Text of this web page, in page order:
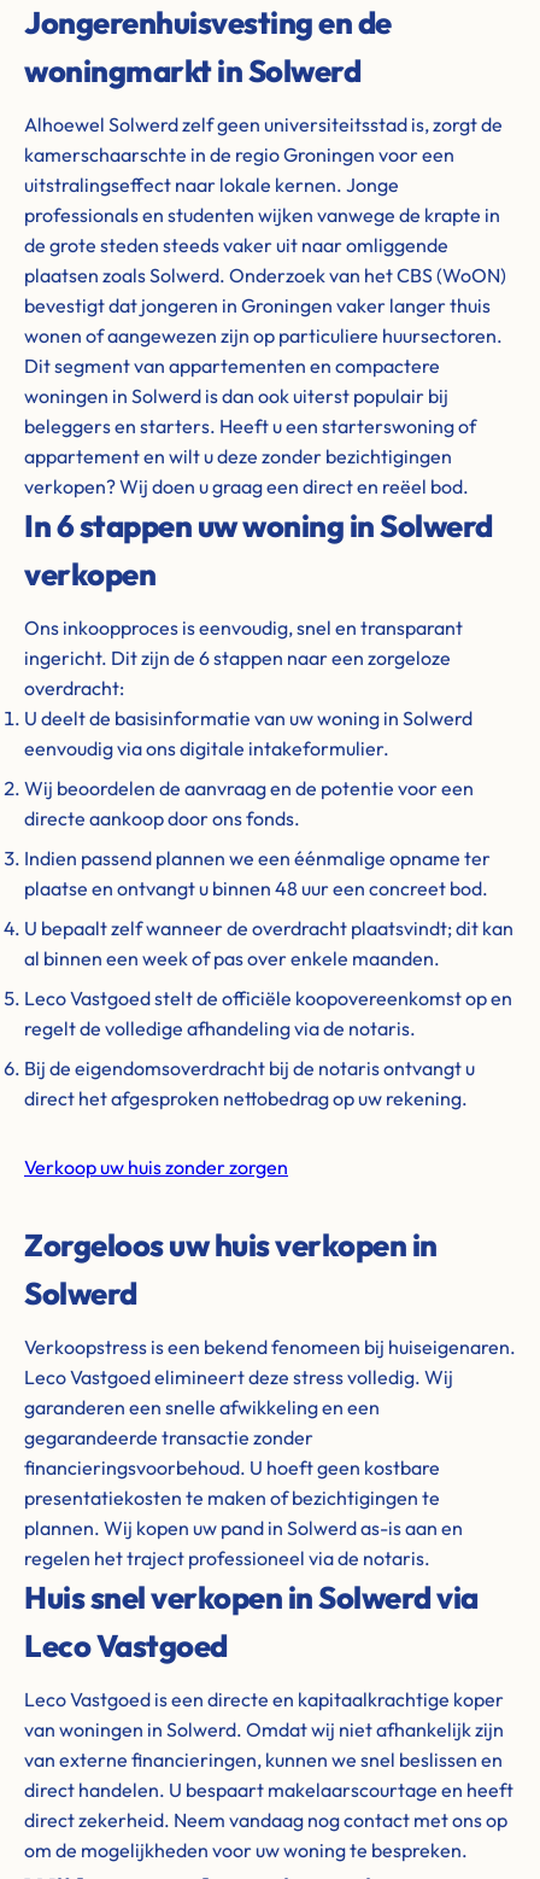
Jongerenhuisvesting en de
woningmarkt in Solwerd
Alhoewel Solwerd zelf geen universiteitsstad is, zorgt de
kamerschaarschte in de regio Groningen voor een
uitstralingseffect naar lokale kernen. Jonge
professionals en studenten wijken vanwege de krapte in
de grote steden steeds vaker uit naar omliggende
plaatsen zoals Solwerd. Onderzoek van het CBS (WoON)
bevestigt dat jongeren in Groningen vaker langer thuis
wonen of aangewezen zijn op particuliere huursectoren.
Dit segment van appartementen en compactere
woningen in Solwerd is dan ook uiterst populair bij
beleggers en starters. Heeft u een starterswoning of
appartement en wilt u deze zonder bezichtigingen
verkopen? Wij doen u graag een direct en reëel bod.
In 6 stappen uw woning in Solwerd
verkopen
Ons inkoopproces is eenvoudig, snel en transparant
ingericht. Dit zijn de 6 stappen naar een zorgeloze
overdracht:
U deelt de basisinformatie van uw woning in Solwerd
eenvoudig via ons digitale intakeformulier.
Wij beoordelen de aanvraag en de potentie voor een
directe aankoop door ons fonds.
Indien passend plannen we een éénmalige opname ter
plaatse en ontvangt u binnen 48 uur een concreet bod.
U bepaalt zelf wanneer de overdracht plaatsvindt; dit kan
al binnen een week of pas over enkele maanden.
Leco Vastgoed stelt de officiële koopovereenkomst op en
regelt de volledige afhandeling via de notaris.
Bij de eigendomsoverdracht bij de notaris ontvangt u
direct het afgesproken nettobedrag op uw rekening.
Verkoop uw huis zonder zorgen
Zorgeloos uw huis verkopen in
Solwerd
Verkoopstress is een bekend fenomeen bij huiseigenaren.
Leco Vastgoed elimineert deze stress volledig. Wij
garanderen een snelle afwikkeling en een
gegarandeerde transactie zonder
financieringsvoorbehoud. U hoeft geen kostbare
presentatiekosten te maken of bezichtigingen te
plannen. Wij kopen uw pand in Solwerd as-is aan en
regelen het traject professioneel via de notaris.
Huis snel verkopen in Solwerd via
Leco Vastgoed
Leco Vastgoed is een directe en kapitaalkrachtige koper
van woningen in Solwerd. Omdat wij niet afhankelijk zijn
van externe financieringen, kunnen we snel beslissen en
direct handelen. U bespaart makelaarscourtage en heeft
direct zekerheid. Neem vandaag nog contact met ons op
om de mogelijkheden voor uw woning te bespreken.